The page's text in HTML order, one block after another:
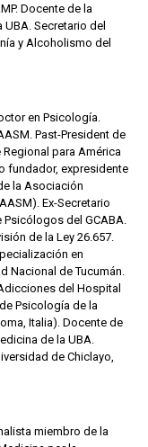
Docente de la
Secretario del
y Alcoholismo del
en Psicología.
Past-President de
Regional para América
fundador, expresidente
la Asociación
Ex-Secretario
del GCABA.
de la Ley 26.657.
en
Nacional de Tucumán.
del Hospital
Psicología de la
Italia). Docente de
de la UBA.
de Chiclayo,
miembro de la